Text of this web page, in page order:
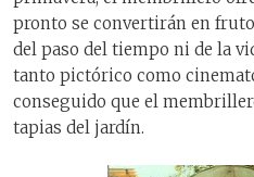
pronto se convertirán en
del paso del tiempo ni de la
tanto pictórico como
conseguido que el
tapias del jardín.